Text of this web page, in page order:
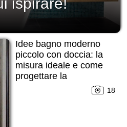
Idee bagno moderno
piccolo con doccia: la
misura ideale e come
progettare la
18